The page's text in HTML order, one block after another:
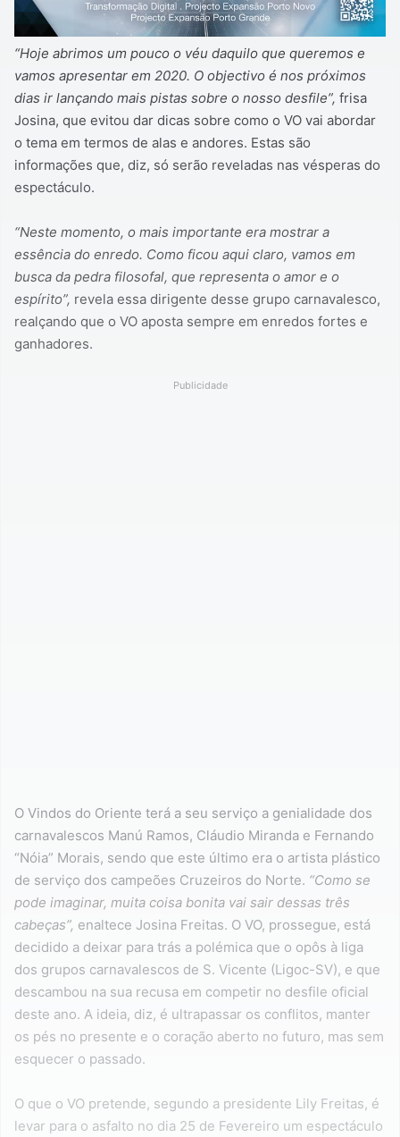
“Hoje abrimos um pouco o véu daquilo que queremos e
vamos apresentar em 2020. O objectivo é nos próximos
dias ir lançando mais pistas sobre o nosso desfile”, frisa
Josina, que evitou dar dicas sobre como o VO vai abordar
o tema em termos de alas e andores. Estas são
informações que, diz, só serão reveladas nas vésperas do
espectáculo.
“Neste momento, o mais importante era mostrar a
essência do enredo. Como ficou aqui claro, vamos em
busca da pedra filosofal, que representa o amor e o
espírito”, revela essa dirigente desse grupo carnavalesco,
realçando que o VO aposta sempre em enredos fortes e
ganhadores.
Publicidade
O Vindos do Oriente terá a seu serviço a genialidade dos
carnavalescos Manú Ramos, Cláudio Miranda e Fernando
“Nóia” Morais, sendo que este último era o artista plástico
de serviço dos campeões Cruzeiros do Norte. “Como se
pode imaginar, muita coisa bonita vai sair dessas três
cabeças”, enaltece Josina Freitas. O VO, prossegue, está
decidido a deixar para trás a polémica que o opôs à liga
dos grupos carnavalescos de S. Vicente (Ligoc-SV), e que
descambou na sua recusa em competir no desfile oficial
deste ano. A ideia, diz, é ultrapassar os conflitos, manter
os pés no presente e o coração aberto no futuro, mas sem
esquecer o passado.
O que o VO pretende, segundo a presidente Lily Freitas, é
levar para o asfalto no dia 25 de Fevereiro um espectáculo